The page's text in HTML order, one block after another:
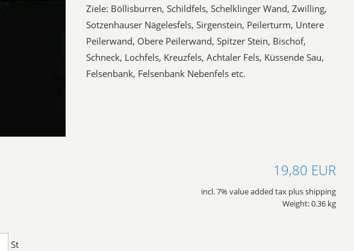
Ziele: Böllisburren, Schildfels, Schelklinger Wand, Zwilling,
Sotzenhauser Nägelesfels, Sirgenstein, Peilerturm, Untere
Peilerwand, Obere Peilerwand, Spitzer Stein, Bischof,
Schneck, Lochfels, Kreuzfels, Achtaler Fels, Küssende Sau,
Felsenbank, Felsenbank Nebenfels etc.
19,80 EUR
incl. 7% value added tax plus shipping
Weight: 0.36 kg
St